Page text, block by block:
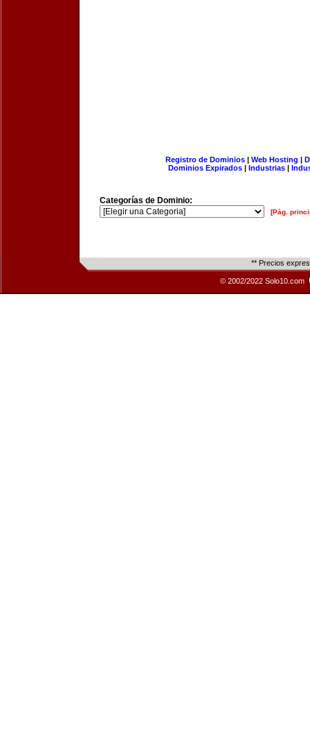
Registro de Dominios| Web Hosting |
Dominios Expirados | Industrias |
Categorías de Dominio:
[Pág.
** Precios
© 2002/2022 Solo10.com